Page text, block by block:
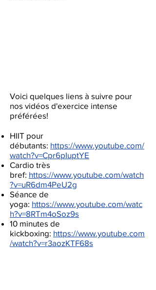
Voici quelques liens à suivre pour
nos vidéos d'exercice intense
préférées!
HIIT pour
débutants: https://www.youtube.com/
watch?v=Cpr6pIuptYE
Cardio très
bref: https://www.youtube.com/watch
?v=uR6dm4PeU2g
Séance de
yoga: https://www.youtube.com/watc
h?v=8RTm4oSoz9s
10 minutes de
kickboxing: https://www.youtube.com
/watch?v=r3aozKTF68s